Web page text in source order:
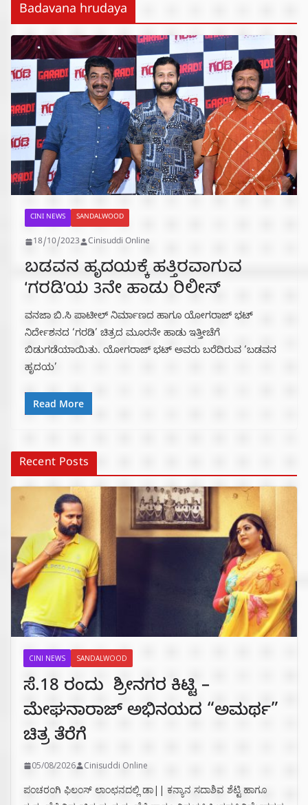
Badavana hrudaya
CINI NEWS SANDALWOOD
18/10/2023 Cinisuddi Online
ಬಡವನ ಹೃದಯಕ್ಕೆ ಹತ್ತಿರವಾಗುವ
‘ಗರಡಿ’ಯ 3ನೇ ಹಾಡು ರಿಲೀಸ್
ವನಜಾ ಬಿ.ಸಿ ಪಾಟೀಲ್ ನಿರ್ಮಾಣದ ಹಾಗೂ ಯೋಗರಾಜ್ ಭಟ್
ನಿರ್ದೇಶನದ ‘ಗರಡಿ’ ಚಿತ್ರದ ಮೂರನೇ ಹಾಡು ಇತ್ತೀಚೆಗೆ
ಬಿಡುಗಡೆಯಾಯಿತು. ಯೋಗರಾಜ್ ಭಟ್ ಅವರು ಬರೆದಿರುವ ‘ಬಡವನ
ಹೃದಯ’
Read More
Recent Posts
CINI NEWS SANDALWOOD
ಸೆ.18 ರಂದು ಶ್ರೀನಗರ ಕಿಟ್ಟಿ –
ಮೇಘನಾರಾಜ್ ಅಭಿನಯದ “ಅಮರ್ಥ”
ಚಿತ್ರ ತೆರೆಗೆ
05/08/2026 Cinisuddi Online
ಪಂಚರಂಗಿ ಫಿಲಂಸ್ ಲಾಂಛನದಲ್ಲಿ ಡಾ|| ಕನ್ಯಾನ ಸದಾಶಿವ ಶೆಟ್ಟಿ ಹಾಗೂ